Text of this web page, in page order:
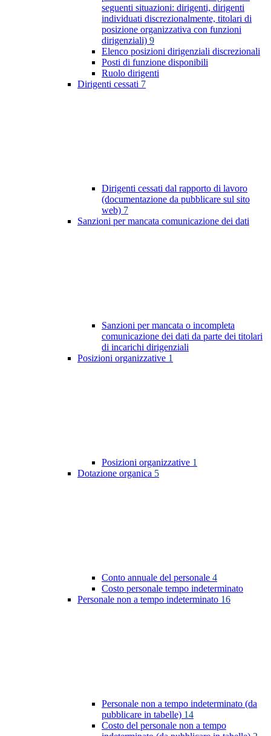
seguenti situazioni: dirigenti, dirigenti
individuati discrezionalmente, titolari di
posizione organizzativa con funzioni
dirigenziali) 9
Elenco posizioni dirigenziali discrezionali
Posti di funzione disponibili
Ruolo dirigenti
Dirigenti cessati 7
Dirigenti cessati dal rapporto di lavoro
(documentazione da pubblicare sul sito
web) 7
Sanzioni per mancata comunicazione dei dati
Sanzioni per mancata o incompleta
comunicazione dei dati da parte dei titolari
di incarichi dirigenziali
Posizioni organizzative 1
Posizioni organizzative 1
Dotazione organica 5
Conto annuale del personale 4
Costo personale tempo indeterminato
Personale non a tempo indeterminato 16
Personale non a tempo indeterminato (da
pubblicare in tabelle) 14
Costo del personale non a tempo